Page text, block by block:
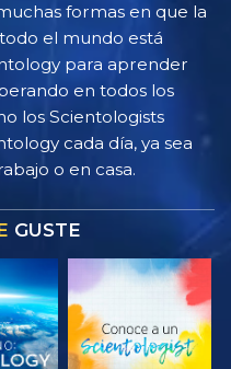
formas en que la
el mundo está
para aprender
en todos los
los Scientologists
cada día, ya sea
o en casa.
GUSTE